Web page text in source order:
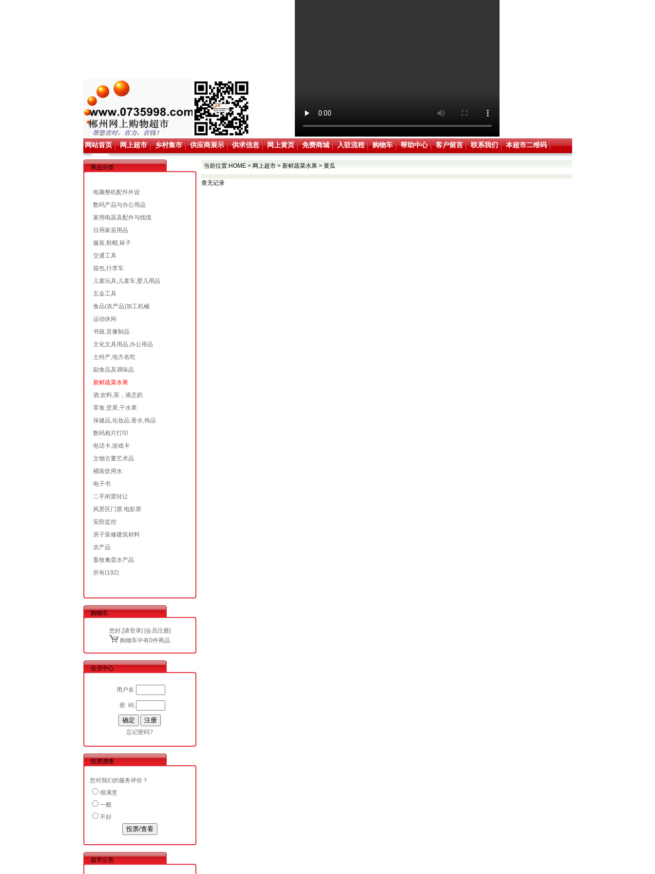
网站首页 网上超市 乡村集市 供应商展示 供求信息 网上黄页 免费商城 入驻流程 购物车 帮助中心 客户留言 联系我们 本超市二维码
商品分类
电脑整机配件外设
数码产品与办公用品
家用电器及配件与线缆
日用家居用品
服装,鞋帽,袜子
交通工具
箱包,行李车
儿童玩具,儿童车,婴儿用品
五金工具
食品(农产品)加工机械
运动休闲
书籍,音像制品
文化文具用品,办公用品
土特产,地方名吃
副食品及调味品
新鲜蔬菜水果
酒,饮料,茶，液态奶
零食,坚果,干水果
保健品,化妆品,香水,饰品
数码相片打印
电话卡,游戏卡
文物古董艺术品
桶装饮用水
电子书
二手闲置转让
风景区门票.电影票
安防监控
房子装修建筑材料
农产品
畜牧禽蛋水产品
所有(192)
购物车
您好,[请登录] [会员注册]
购物车中有0件商品
会员中心
用户名
密 码
忘记密码?
投票调查
您对我们的服务评价？
很满意
一般
不好
超市公告
当前位置:HOME> 网上超市> 新鲜蔬菜水果> 黄瓜
查无记录